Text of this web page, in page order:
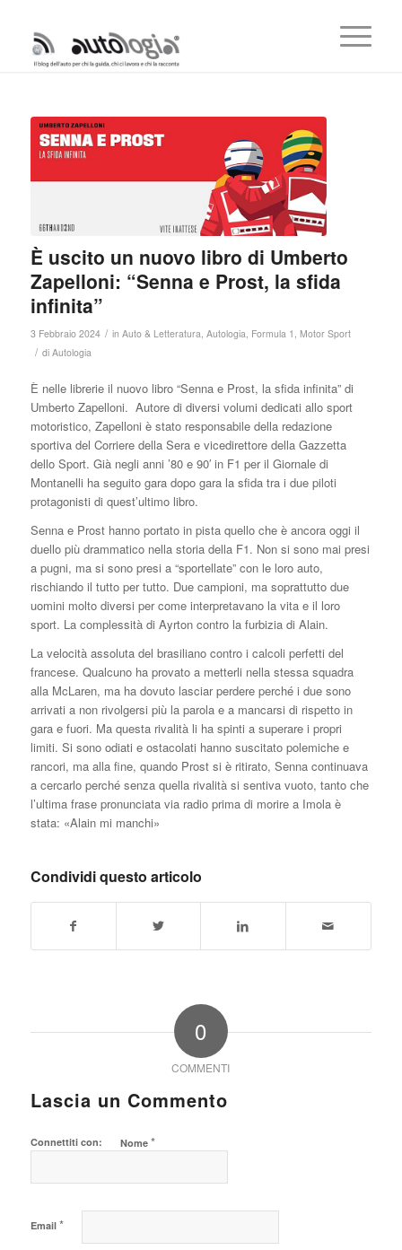
È uscito un nuovo libro di Umberto
Zapelloni: “Senna e Prost, la sfida
infinita”
3 Febbraio 2024 / in Auto & Letteratura Autologia Formula 1 Motor Sport
/ di Autologia
È nelle librerie il nuovo libro “Senna e Prost, la sfida infinita” di
Umberto Zapelloni. Autore di diversi volumi dedicati allo sport
motoristico, Zapelloni è stato responsabile della redazione
sportiva del Corriere della Sera e vicedirettore della Gazzetta
dello Sport. Già negli anni ’80 e 90′ in F1 per il Giornale di
Montanelli ha seguito gara dopo gara la sfida tra i due piloti
protagonisti di quest’ultimo libro.
Senna e Prost hanno portato in pista quello che è ancora oggi il
duello più drammatico nella storia della F1. Non si sono mai presi
a pugni, ma si sono presi a “sportellate” con le loro auto,
rischiando il tutto per tutto. Due campioni, ma soprattutto due
uomini molto diversi per come interpretavano la vita e il loro
sport. La complessità di Ayrton contro la furbizia di Alain.
La velocità assoluta del brasiliano contro i calcoli perfetti del
francese. Qualcuno ha provato a metterli nella stessa squadra
alla McLaren, ma ha dovuto lasciar perdere perché i due sono
arrivati a non rivolgersi più la parola e a mancarsi di rispetto in
gara e fuori. Ma questa rivalità li ha spinti a superare i propri
limiti. Si sono odiati e ostacolati hanno suscitato polemiche e
rancori, ma alla fine, quando Prost si è ritirato, Senna continuava
a cercarlo perché senza quella rivalità si sentiva vuoto, tanto che
l’ultima frase pronunciata via radio prima di morire a Imola è
stata: «Alain mi manchi»
Condividi questo articolo
0
COMMENTI
Lascia un Commento
Connettiti con: Nome *
Email *